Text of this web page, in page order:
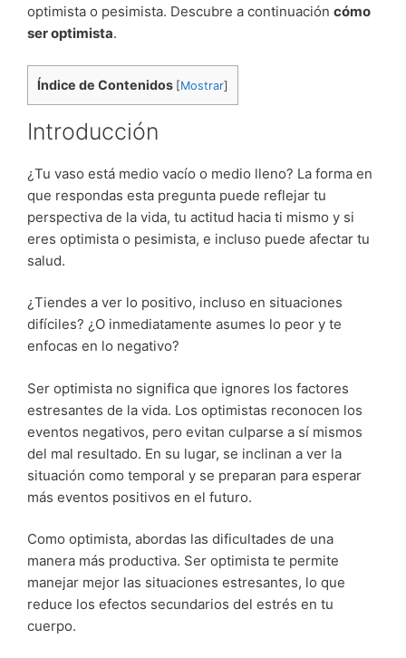
optimista o pesimista. Descubre a continuación cómo
ser optimista.
Índice de Contenidos [Mostrar]
Introducción
¿Tu vaso está medio vacío o medio lleno? La forma en
que respondas esta pregunta puede reflejar tu
perspectiva de la vida, tu actitud hacia ti mismo y si
eres optimista o pesimista, e incluso puede afectar tu
salud.
¿Tiendes a ver lo positivo, incluso en situaciones
difíciles? ¿O inmediatamente asumes lo peor y te
enfocas en lo negativo?
Ser optimista no significa que ignores los factores
estresantes de la vida. Los optimistas reconocen los
eventos negativos, pero evitan culparse a sí mismos
del mal resultado. En su lugar, se inclinan a ver la
situación como temporal y se preparan para esperar
más eventos positivos en el futuro.
Como optimista, abordas las dificultades de una
manera más productiva. Ser optimista te permite
manejar mejor las situaciones estresantes, lo que
reduce los efectos secundarios del estrés en tu
cuerpo.